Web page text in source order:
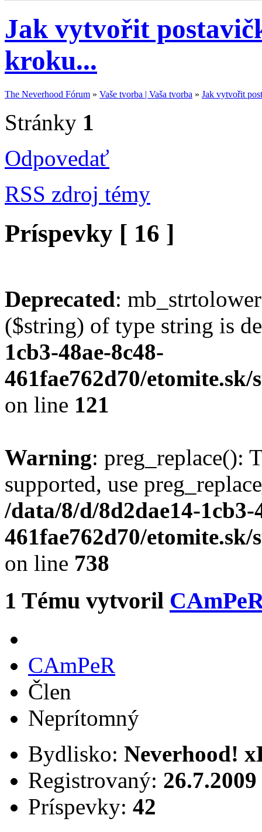
Jak vytvořit
kroku...
The Neverhood Fórum » Vaše tvorba | Vaša tvorba » Jak vytvořit
Stránky 1
Odpovedať
RSS zdroj témy
Príspevky [ 16 ]
Deprecated:
($string) of type string is
1cb3-48ae-8c48-
461fae762d70/
on line 121
Warning: preg_replace():
supported, use
/data/8/d/8d2dae14-1cb3-
461fae762d70/
on line 738
1 Tému vytvoril
CAmPeR
Člen
Neprítomný
Bydlisko: Neverhood!
Registrovaný: 26.7.2009
Príspevky: 42